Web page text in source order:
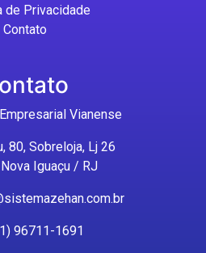
de Privacidade
Contato
Vianense
80, Sobreloja, Lj 26
Iguaçu / RJ
96711-1691